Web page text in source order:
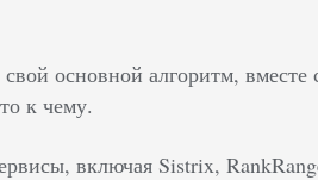
основной алгоритм, вместе
к чему.
включая Sistrix,